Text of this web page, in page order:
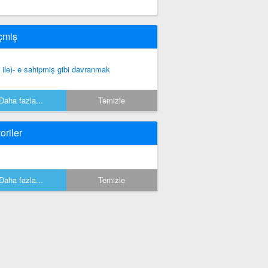
ile)- e sahipmiş gibi davranmak
Daha fazla... Temizle
Daha fazla... Temizle